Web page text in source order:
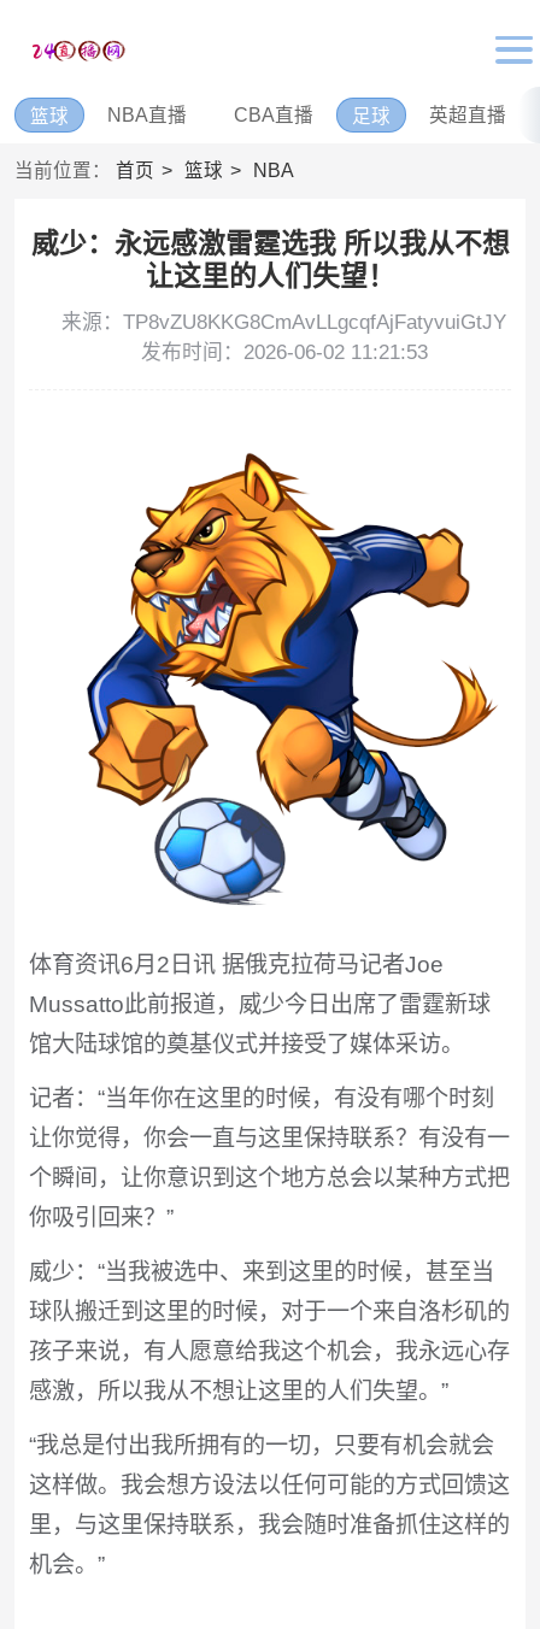
篮球 NBA直播 CBA直播 足球 英超直播
当前位置： 首页 篮球 NBA
威少：永远感激雷霆选我 所以我从不想
让这里的人们失望！
来源：TP8vZU8KKG8CmAvLLgcqfAjFatyvuiGtJY
发布时间：2026-06-02 11:21:53
体育资讯6月2日讯 据俄克拉荷马记者Joe
Mussatto此前报道，威少今日出席了雷霆新球
馆大陆球馆的奠基仪式并接受了媒体采访。
记者：“当年你在这里的时候，有没有哪个时刻
让你觉得，你会一直与这里保持联系？有没有一
个瞬间，让你意识到这个地方总会以某种方式把
你吸引回来？”
威少：“当我被选中、来到这里的时候，甚至当
球队搬迁到这里的时候，对于一个来自洛杉矶的
孩子来说，有人愿意给我这个机会，我永远心存
感激，所以我从不想让这里的人们失望。”
“我总是付出我所拥有的一切，只要有机会就会
这样做。我会想方设法以任何可能的方式回馈这
里，与这里保持联系，我会随时准备抓住这样的
机会。”